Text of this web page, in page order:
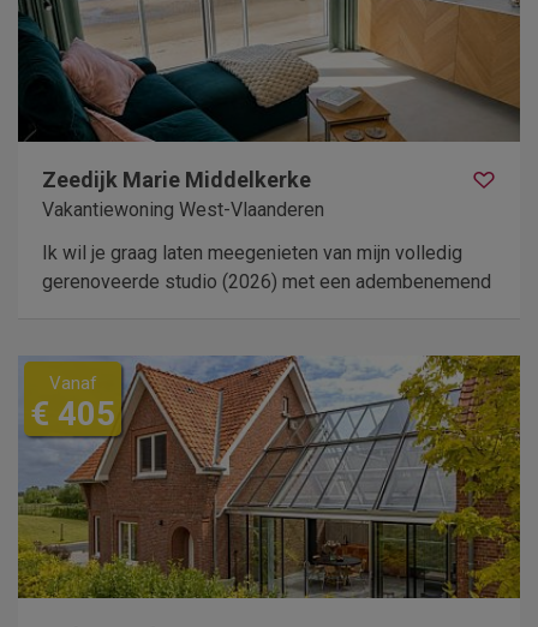
Zeedijk Marie Middelkerke
Vakantiewoning West-Vlaanderen
Ik wil je graag laten meegenieten van mijn volledig
gerenoveerde studio (2026) met een adembenemend
Vanaf
€ 405